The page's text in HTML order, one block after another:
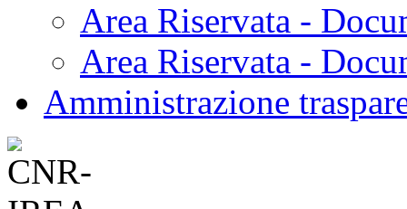
Area Riservata -
Area Riservata -
Amministrazione